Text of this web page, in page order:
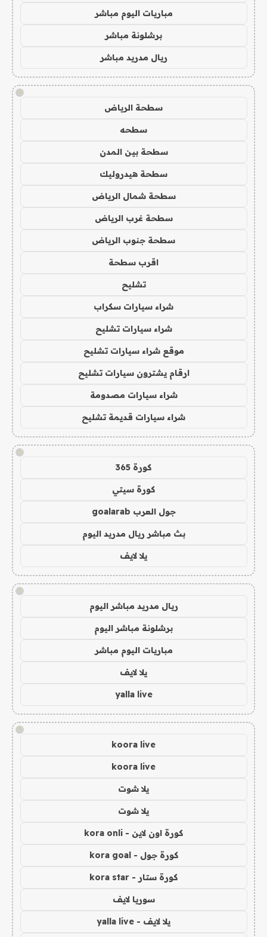
مباريات اليوم مباشر
برشلونة مباشر
ريال مدريد مباشر
!
سطحة الرياض
سطحه
سطحة بين المدن
سطحة هيدروليك
سطحة شمال الرياض
سطحة غرب الرياض
سطحة جنوب الرياض
اقرب سطحة
تشليح
شراء سيارات سكراب
شراء سيارات تشليح
موقع شراء سيارات تشليح
ارقام يشترون سيارات تشليح
شراء سيارات مصدومة
شراء سيارات قديمة تشليح
!
كورة 365
كورة سيتي
جول العرب goalarab
بث مباشر ريال مدريد اليوم
يلا لايف
!
ريال مدريد مباشر اليوم
برشلونة مباشر اليوم
مباريات اليوم مباشر
يلا لايف
yalla live
!
koora live
koora live
يلا شوت
يلا شوت
كورة اون لاين - kora onli
كورة جول - kora goal
كورة ستار - kora star
سوريا لايف
يلا لايف - yalla live